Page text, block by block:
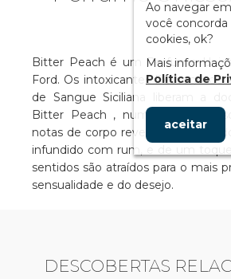
Bitter Peach é um Perfume
Ford. Os intoxicantes Pêssego de
de Sangue Siciliana liberam a
Bitter Peach , num ápice
notas de corpo reveladas através
infundido com rum, e de um toque
sentidos são atraídos para o mais
sensualidade e do desejo.
DESCOBERTAS
Ao navegar
você
cookies, ok?
Mais
Política de
aceitar